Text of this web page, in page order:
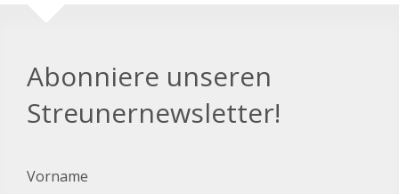
Abonniere unseren
Streunernewsletter!
Vorname